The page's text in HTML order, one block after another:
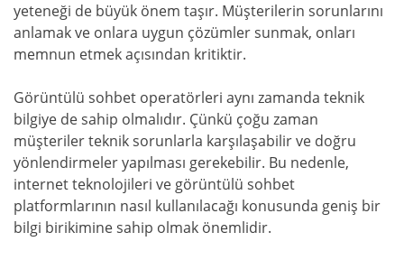
yeteneği de büyük önem taşır. Müşterilerin sorunlarını
anlamak ve onlara uygun çözümler sunmak, onları
memnun etmek açısından kritiktir.
Görüntülü sohbet operatörleri aynı zamanda teknik
bilgiye de sahip olmalıdır. Çünkü çoğu zaman
müşteriler teknik sorunlarla karşılaşabilir ve doğru
yönlendirmeler yapılması gerekebilir. Bu nedenle,
internet teknolojileri ve görüntülü sohbet
platformlarının nasıl kullanılacağı konusunda geniş bir
bilgi birikimine sahip olmak önemlidir.